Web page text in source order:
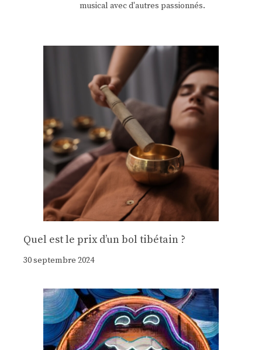
musical avec d'autres passionnés.
Quel est le prix d’un bol tibétain ?
30 septembre 2024